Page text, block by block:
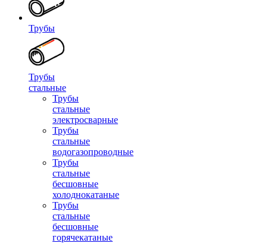
Трубы
Трубы
стальные
Трубы
стальные
электросварные
Трубы
стальные
водогазопроводные
Трубы
стальные
бесшовные
холоднокатаные
Трубы
стальные
бесшовные
горячекатаные